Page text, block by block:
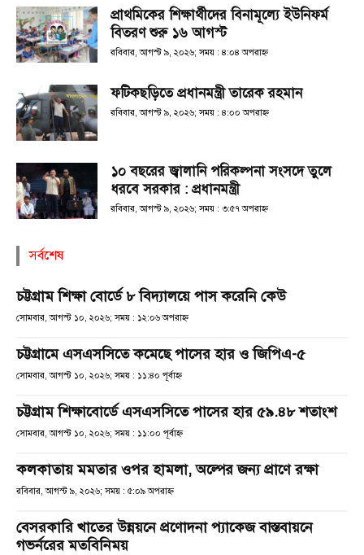
প্রাথমিকের শিক্ষার্থীদের বিনামূল্যে ইউনিফর্ম
বিতরণ শুরু ১৬ আগস্ট
রবিবার, আগস্ট ৯, ২০২৬; সময় : ৪:০৪ অপরাহ্ণ
ফটিকছড়িতে প্রধানমন্ত্রী তারেক রহমান
রবিবার, আগস্ট ৯, ২০২৬; সময় : ৪:০০ অপরাহ্ণ
১০ বছরের জ্বালানি পরিকল্পনা সংসদে তুলে
ধরবে সরকার : প্রধানমন্ত্রী
রবিবার, আগস্ট ৯, ২০২৬; সময় : ৩:৫৭ অপরাহ্ণ
সর্বশেষ
চট্টগ্রাম শিক্ষা বোর্ডে ৮ বিদ্যালয়ে পাস করেনি কেউ
সোমবার, আগস্ট ১০, ২০২৬; সময় : ১২:০৬ অপরাহ্ণ
চট্টগ্রামে এসএসসিতে কমেছে পাসের হার ও জিপিএ-৫
সোমবার, আগস্ট ১০, ২০২৬; সময় : ১১:৪০ পূর্বাহ্ণ
চট্টগ্রাম শিক্ষাবোর্ডে এসএসসিতে পাসের হার ৫৯.৪৮ শতাংশ
সোমবার, আগস্ট ১০, ২০২৬; সময় : ১১:০০ পূর্বাহ্ণ
কলকাতায় মমতার ওপর হামলা, অল্পের জন্য প্রাণে রক্ষা
রবিবার, আগস্ট ৯, ২০২৬; সময় : ৫:০৯ অপরাহ্ণ
বেসরকারি খাতের উন্নয়নে প্রণোদনা প্যাকেজ বাস্তবায়নে
গভর্নরের মতবিনিময়